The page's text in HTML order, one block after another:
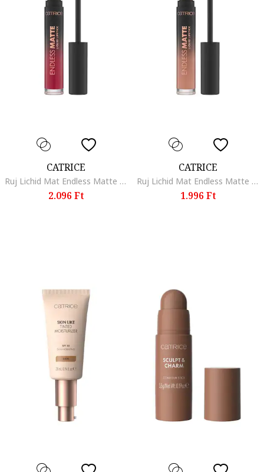
CATRICE
Ruj Lichid Mat Endless Matte Liquid Lipstick 010, 4.5 ml, 080
2.096 Ft
CATRICE
Ruj Lichid Mat Endless Matte Liquid Lipstick 010, 4.5 ml, 010
1.996 Ft